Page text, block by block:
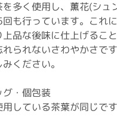
多く使用し、薫花(シュ
も行っています。これ
品な後味に仕上げるこ
られないさわやかさで
ください。
・個包装
している茶葉が同じです